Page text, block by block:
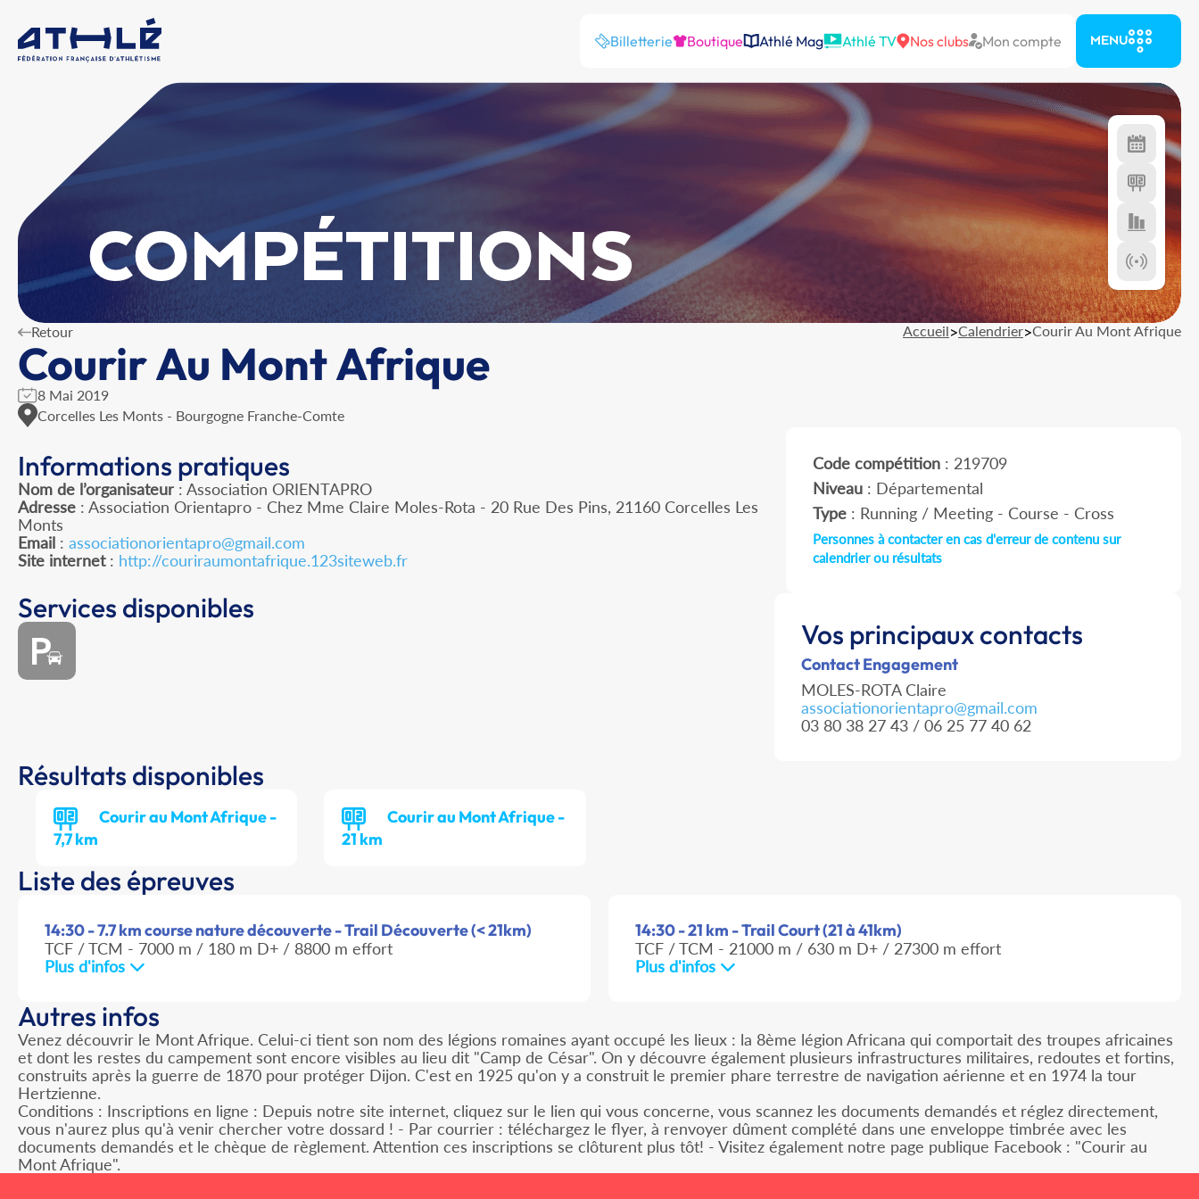
Billetterie Boutique Athlé Mag Athlé TV Nos clubs Mon compte MENU
COMPÉTITIONS
Retour Accueil>Calendrier>Courir Au Mont Afrique
Courir Au Mont Afrique
8 Mai 2019
Corcelles Les Monts - Bourgogne Franche-Comte
Informations pratiques
Nom de l’organisateur : Association ORIENTAPRO
Adresse : Association Orientapro - Chez Mme Claire Moles-Rota - 20 Rue Des Pins, 21160 Corcelles Les
Monts
Email : associationorientapro@gmail.com
Site internet: http://couriraumontafrique.123siteweb.fr
Code compétition: 219709
Niveau: Départemental
Type: Running / Meeting - Course - Cross
Personnes à contacter en cas d'erreur de contenu sur
calendrier ou résultats
Services disponibles
Vos principaux contacts
Contact Engagement
MOLES-ROTA Claire
associationorientapro@gmail.com
03 80 38 27 43 / 06 25 77 40 62
Résultats disponibles
Courir au Mont Afrique -
7,7 km
Courir au Mont Afrique -
21 km
Liste des épreuves
14:30 - 7.7 km course nature découverte - Trail Découverte (< 21km)
TCF / TCM - 7000 m / 180 m D+ / 8800 m effort
Plus d'infos
14:30 - 21 km - Trail Court (21 à 41km)
TCF / TCM - 21000 m / 630 m D+ / 27300 m effort
Plus d'infos
Autres infos
Venez découvrir le Mont Afrique. Celui-ci tient son nom des légions romaines ayant occupé les lieux : la 8ème légion Africana qui comportait des troupes africaines
et dont les restes du campement sont encore visibles au lieu dit "Camp de César". On y découvre également plusieurs infrastructures militaires, redoutes et fortins,
construits après la guerre de 1870 pour protéger Dijon. C'est en 1925 qu'on y a construit le premier phare terrestre de navigation aérienne et en 1974 la tour
Hertzienne.
Conditions : Inscriptions en ligne : Depuis notre site internet, cliquez sur le lien qui vous concerne, vous scannez les documents demandés et réglez directement,
vous n'aurez plus qu'à venir chercher votre dossard ! - Par courrier : téléchargez le flyer, à renvoyer dûment complété dans une enveloppe timbrée avec les
documents demandés et le chèque de règlement. Attention ces inscriptions se clôturent plus tôt! - Visitez également notre page publique Facebook : "Courir au
Mont Afrique".